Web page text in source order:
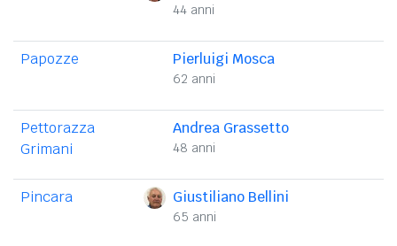
44 anni
Papozze Pierluigi Mosca
62 anni
Pettorazza
Grimani
Andrea Grassetto
48 anni
Pincara Giustiliano Bellini
65 anni